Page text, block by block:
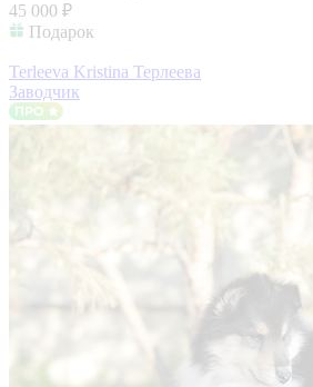
45 000 ₽
Подарок
Terleeva Kristina Терлеева
Заводчик